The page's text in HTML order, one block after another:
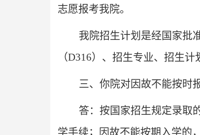
志愿报考我院。
我院招生计划是经国家批
（D316）、招生专业、招生计
三、你院对因故不能按时
答：按国家招生规定录取
学手续；因故不能按期入学的